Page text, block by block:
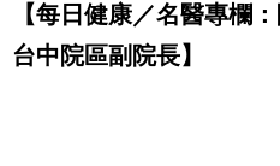
【每日健康／名醫專欄
台中院區副院長】